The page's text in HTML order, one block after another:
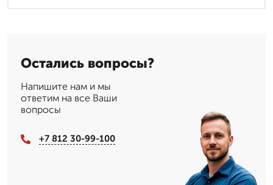
Остались вопросы?
Напишите нам и мы
ответим на все Ваши
вопросы
+7 812 30-99-100